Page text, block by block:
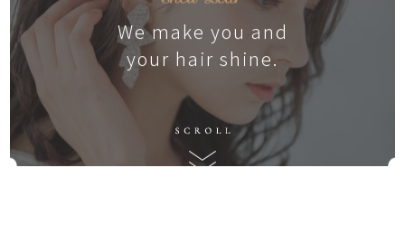
We make you and
your hair shine.